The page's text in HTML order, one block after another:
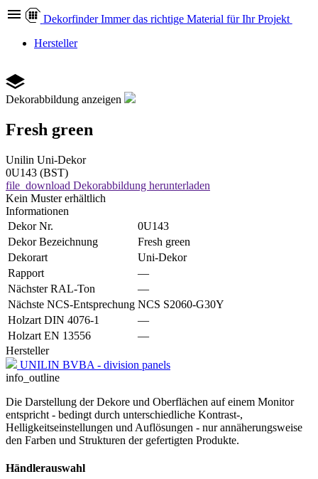
Dekorfinder Immer das richtige Material für Ihr Projekt
Hersteller
Dekorabbildung anzeigen
Fresh green
Unilin Uni-Dekor
0U143 (BST)
file_download Dekorabbildung herunterladen
Kein Muster erhältlich
Informationen
Dekor Nr.
0U143
Dekor Bezeichnung
Fresh green
Dekorart
Uni-Dekor
Rapport
—
Nächster RAL-Ton
—
Nächste NCS-Entsprechung NCS S2060-G30Y
Holzart DIN 4076-1
—
Holzart EN 13556
—
Hersteller
UNILIN BVBA - division panels
info_outline
Die Darstellung der Dekore und Oberflächen auf einem Monitor
entspricht - bedingt durch unterschiedliche Kontrast-,
Helligkeitseinstellungen und Auflösungen - nur annäherungsweise
den Farben und Strukturen der gefertigten Produkte.
Händlerauswahl